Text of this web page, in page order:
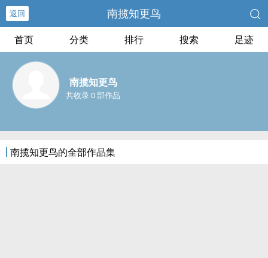
返回 南揽知更鸟
首页 分类 排行 搜索 足迹
南揽知更鸟
共收录 0 部作品
南揽知更鸟的全部作品集